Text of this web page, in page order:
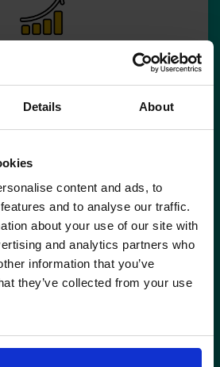
Details About
content and ads, to
and to analyse our traffic.
about your use of our site with
and analytics partners who
information that you’ve
they’ve collected from your use
du Flux de Trésorerie
de Conformité